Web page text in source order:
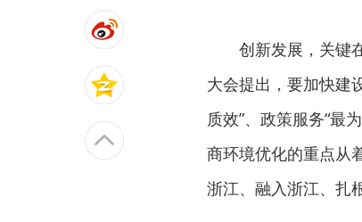
创新发展，关键
大会提出，要加快建
质效”、政策服务“最
商环境优化的重点从
浙江、融入浙江、扎